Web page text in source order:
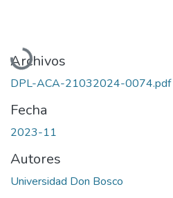
Cargando...
Archivos
DPL-ACA-21032024-0074.pdf
Fecha
2023-11
Autores
Universidad Don Bosco